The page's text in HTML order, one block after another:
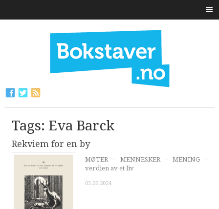
Tags: Eva Barck
Rekviem for en by
MØTER - MENNESKER - MENING -
verdien av et liv
03.06.2024